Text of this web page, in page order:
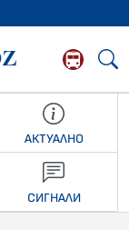
БДЖ -
АКТУАЛНО
СИГНАЛИ